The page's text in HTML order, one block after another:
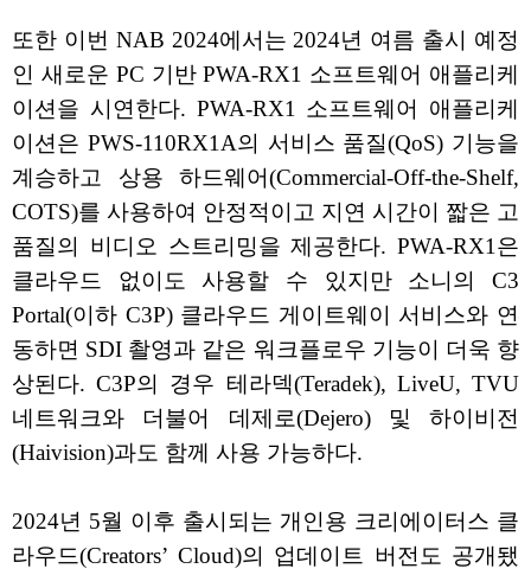
또한 이번 NAB 2024에서는 2024년 여름 출시 예정
인 새로운 PC 기반 PWA-RX1 소프트웨어 애플리케
이션을 시연한다. PWA-RX1 소프트웨어 애플리케
이션은 PWS-110RX1A의 서비스 품질(QoS) 기능을
계승하고 상용 하드웨어(Commercial-Off-the-Shelf,
COTS)를 사용하여 안정적이고 지연 시간이 짧은 고
품질의 비디오 스트리밍을 제공한다. PWA-RX1은
클라우드 없이도 사용할 수 있지만 소니의 C3
Portal(이하 C3P) 클라우드 게이트웨이 서비스와 연
동하면 SDI 촬영과 같은 워크플로우 기능이 더욱 향
상된다. C3P의 경우 테라덱(Teradek), LiveU, TVU
네트워크와 더불어 데제로(Dejero) 및 하이비전
(Haivision)과도 함께 사용 가능하다.
2024년 5월 이후 출시되는 개인용 크리에이터스 클
라우드(Creators’ Cloud)의 업데이트 버전도 공개됐